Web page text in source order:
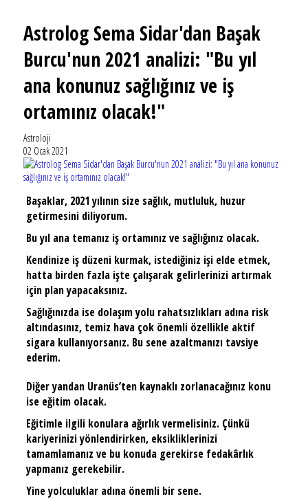
Astrolog Sema Sidar'dan Başak
Burcu'nun 2021 analizi: "Bu yıl
ana konunuz sağlığınız ve iş
ortamınız olacak!"
Astroloji
02 Ocak 2021
Başaklar, 2021 yılının size sağlık, mutluluk, huzur
getirmesini diliyorum.
Bu yıl ana temanız iş ortamınız ve sağlığınız olacak.
Kendinize iş düzeni kurmak, istediğiniz işi elde etmek,
hatta birden fazla işte çalışarak gelirlerinizi artırmak
için plan yapacaksınız.
Sağlığınızda ise dolaşım yolu rahatsızlıkları adına risk
altındasınız, temiz hava çok önemli özellikle aktif
sigara kullanıyorsanız. Bu sene azaltmanızı tavsiye
ederim.
Diğer yandan Uranüs’ten kaynaklı zorlanacağınız konu
ise eğitim olacak.
Eğitimle ilgili konulara ağırlık vermelisiniz. Çünkü
kariyerinizi yönlendirirken, eksikliklerinizi
tamamlamanız ve bu konuda gerekirse fedakârlık
yapmanız gerekebilir.
Yine yolculuklar adına önemli bir sene.